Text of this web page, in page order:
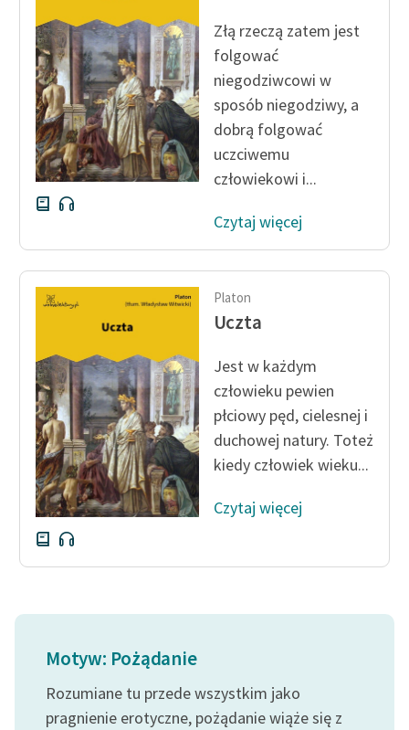
Złą rzeczą zatem jest
folgować
niegodziwcowi w
sposób niegodziwy, a
dobrą folgować
uczciwemu
człowiekowi i...
Czytaj więcej
Platon
Uczta
Jest w każdym
człowieku pewien
płciowy pęd, cielesnej i
duchowej natury. Toteż
kiedy człowiek wieku...
Czytaj więcej
Motyw: Pożądanie
Rozumiane tu przede wszystkim jako
pragnienie erotyczne, pożądanie wiąże się z